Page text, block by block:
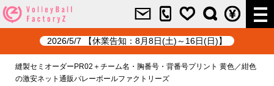
2026/5/7 【休業告知：8月8日(土)～16日(日)】
縫製セミオーダーPR02＋チーム名・胸番号・背番号プリント 黄色／紺色
の激安ネット通販バレーボールファクトリーズ